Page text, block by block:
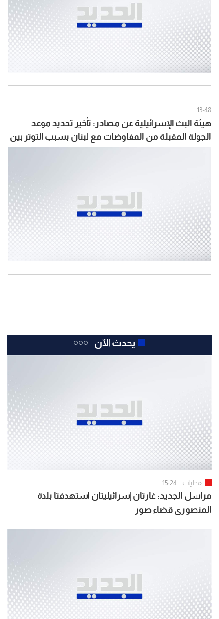
13:48
هيئة البث الإسرائيلية عن مصادر: تأخير تحديد موعد
الجولة المقبلة من المفاوضات مع لبنان بسبب التوتر بين
يحدث الآن
محليات 15:24
مراسل الجديد: غارتان إسرائيليتان استهدفتا بلدة
المنصوري قضاء صور